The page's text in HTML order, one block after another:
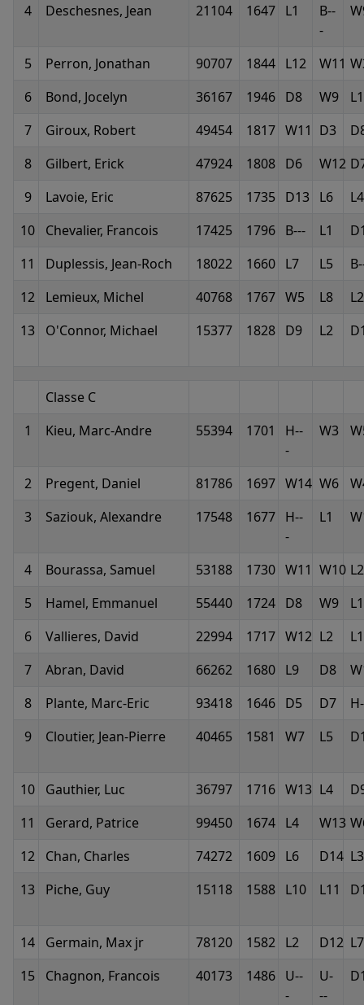
4
Deschesnes, Jean 21104 1647 L1
B--
-
5 Perron, Jonathan 90707 1844 L12 W11
6
Bond, Jocelyn 36167 1946 D8 W9
L1
7
Giroux, Robert 49454 1817 W11 D3
8
Gilbert, Erick 47924 1808 D6 W12
9
Lavoie, Eric 87625 1735 D13 L6
L4
10
Chevalier, Francois 17425 1796 B--- L1
11
Duplessis, Jean-Roch 18022 1660 L7 L5
12
Lemieux, Michel 40768 1767 W5 L8
L2
13
O'Connor, Michael 15377 1828 D9 L2
Classe C
1
Kieu, Marc-Andre 55394 1701
H--
-
W3
2 Pregent, Daniel 81786 1697 W14 W6
3
Saziouk, Alexandre 17548 1677 H--
-
L1
4 Bourassa, Samuel 53188 1730 W11 W10 L2
5
Hamel, Emmanuel 55440 1724 D8 W9
L1
6
Vallieres, David 22994 1717 W12 L2
7
Abran, David 66262 1680 L9 D8
8
Plante, Marc-Eric 93418 1646 D5 D7
9
Cloutier, Jean-Pierre 40465 1581 W7 L5
10 Gauthier, Luc 36797 1716 W13 L4
11
Gerard, Patrice 99450 1674 L4 W13
12
Chan, Charles 74272 1609 L6 D14 L3
13
Piche, Guy 15118 1588 L10 L11
14 Germain, Max jr 78120 1582 L2 D12 L7
15
Chagnon, Francois 40173 1486 U--
-
U-
--